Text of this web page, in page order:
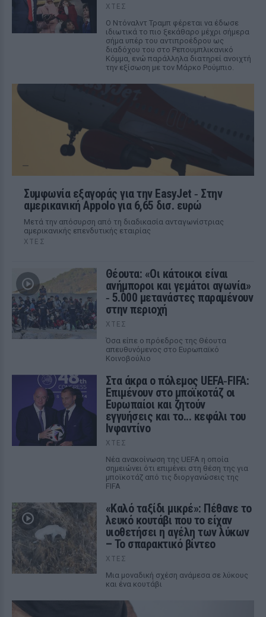
ΧΤΕΣ
Ο Ντόναλντ Τραμπ φέρεται να έδωσε
ιδιωτικά το πιο ξεκάθαρο μέχρι σήμερα
σήμα υπέρ του αντιπροέδρου ως
διαδόχου του στο Ρεπουμπλικανικό
Κόμμα, ενώ παράλληλα διατηρεί ανοιχτή
την εξίσωση με τον Μάρκο Ρούμπιο.
Συμφωνία εξαγοράς για την EasyJet ‑ Στην
αμερικανική Appolo για 6,65 δισ. ευρώ
Μετά την απόσυρση από τη διαδικασία ανταγωνίστριας
αμερικανικής επενδυτικής εταιρίας
ΧΤΕΣ
Θέουτα: «Οι κάτοικοι είναι
ανήμποροι και γεμάτοι αγωνία»
‑ 5.000 μετανάστες παραμένουν
στην περιοχή
ΧΤΕΣ
Όσα είπε ο πρόεδρος της Θέουτα
απευθυνόμενος στο Ευρωπαϊκό
Κοινοβούλιο
Στα άκρα ο πόλεμος UEFA‑FIFA:
Επιμένουν στο μποϊκοτάζ οι
Ευρωπαίοι και ζητούν
εγγυήσεις και το... κεφάλι του
Ινφαντίνο
ΧΤΕΣ
Νέα ανακοίνωση της UEFA η οποία
σημειώνει ότι επιμένει στη θέση της για
μποϊκοτάζ από τις διοργανώσεις της
FIFA
«Καλό ταξίδι μικρέ»: Πέθανε το
λευκό κουτάβι που το είχαν
υιοθετήσει η αγέλη των λύκων
– Το σπαρακτικό βίντεο
ΧΤΕΣ
Μια μοναδική σχέση ανάμεσα σε λύκους
και ένα κουτάβι